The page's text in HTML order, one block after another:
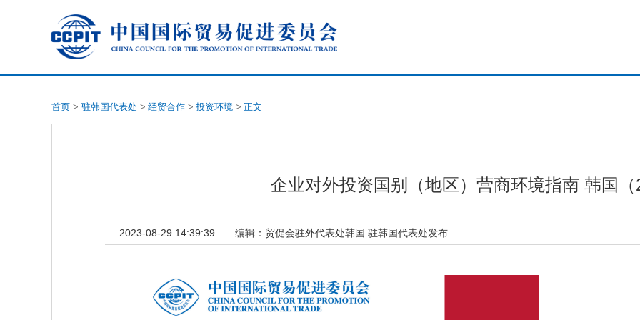
首页 > 驻韩国代表处 > 经贸合作 > 投资环境 > 正文
企业对外投资国别（地区）营商环境指南 韩国（
2023-08-29 14:39:39 编辑： 贸促会驻外代表处韩国 驻韩国代表处发布